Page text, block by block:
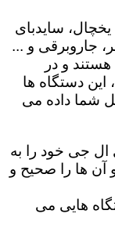
سایدبای
جاروبرقی و ...
و در
دستگاه ها
شما داده می
ال جی خود را به
آن ها را صحیح و
هایی می